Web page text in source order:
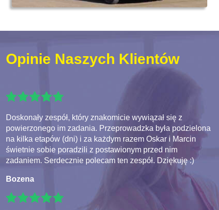
Opinie Naszych Klientów
Doskonały zespół, który znakomicie wywiązał się z
powierzonego im zadania. Przeprowadzka była podzielona
na kilka etapów (dni) i za każdym razem Oskar i Marcin
świetnie sobie poradzili z postawionym przed nim
zadaniem. Serdecznie polecam ten zespół. Dziękuję :)
Bozena